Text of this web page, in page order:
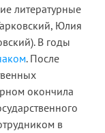
литературные
Юлия
В годы
. После
окончила
в